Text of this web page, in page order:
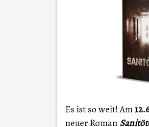
Es ist so weit! Am
neuer Roman